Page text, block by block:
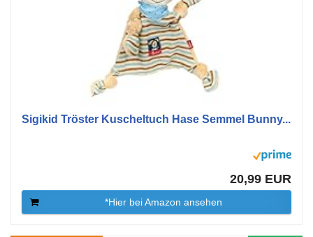
Sigikid Tröster Kuscheltuch Hase Semmel Bunny...
20,99 EUR
*Hier bei Amazon ansehen